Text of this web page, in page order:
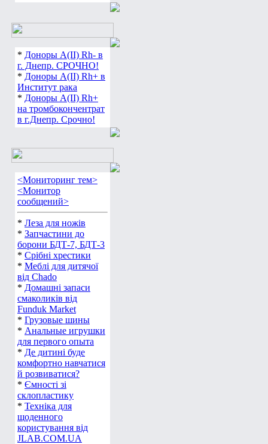
* Доноры А(ІІ) Rh- в
г. Днепр. СРОЧНО!
* Доноры А(ІІ) Rh+ в
Институт рака
* Доноры А(ІІ) Rh+
на тромбокончентрат
в г.Днепр. Срочно!
<Мониторинг тем>
<Монитор
сообщений>
* Леза для ножів
* Запчастини до
борони БДТ-7, БДТ-3
* Срібні хрестики
* Меблі для дитячої
від Chado
* Домашні запаси
смаколиків від
Funduk Market
* Грузовые шины
* Анальные игрушки
для первого опыта
* Де дитині буде
комфортно навчатися
й розвиватися?
* Ємності зі
склопластику
* Техніка для
щоденного
користування від
JLAB.COM.UA